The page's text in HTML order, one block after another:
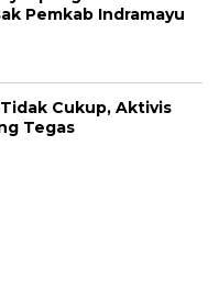
Pemkab Indramayu
Cukup, Aktivis
Tegas